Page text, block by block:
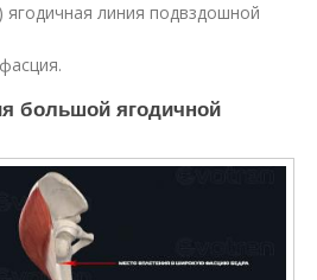
ягодичная линия подвздошной
большой ягодичной